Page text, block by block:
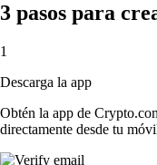
3 pasos para
1
Descarga la app
Obtén la app de
directamente desde tu